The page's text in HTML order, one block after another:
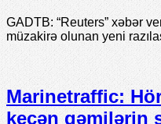
GADTB: “Reuters” xəbər
müzakirə olunan yeni
Marinetraffic:
keçən gəmilərin